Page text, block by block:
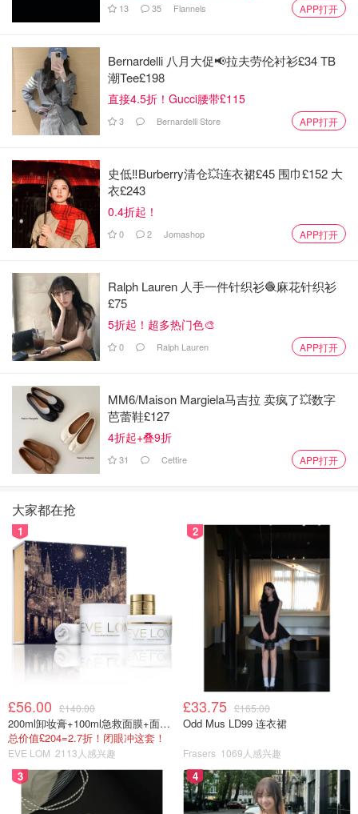
分。就这两样有效成分，其中一样还是常见的玻尿酸，
就想有效减少细纹，作为大品牌和它的价位来说，真的
是有点圈钱...
肤感：比兰蔻小黑瓶再清透的质地，流动性强，轻薄，
短期效果：保湿。（嗯，玻尿酸嘛，主要就是保湿）
Light Up Serum 维C精华
成分：锦葵提取物 + 维生素CG。 维生素CG，就是维
C的衍生物。
肤感：清爽乳液质地，轻薄，易吸收。味道和肤感不
错。
短期效果：没看出来。维C做的好的产品太多了，这一
款的突出之处是瓶子颜值高？
总结
因为是自己用金币兑换的，所以也就实话实说了：
13 35 Flannels APP打开
Bernardelli 八月大促📢拉夫劳伦衬衫£34 TB
潮Tee£198
直接4.5折！Gucci腰带£115
3 Bernardelli Store APP打开
史低‼️Burberry清仓💥连衣裙£45 围巾£152 大
衣£243
0.4折起！
0 2 Jomashop APP打开
Ralph Lauren 人手一件针织衫🧶麻花针织衫
£75
5折起！超多热门色🎨
0 Ralph Lauren APP打开
MM6/Maison Margiela马吉拉 卖疯了💥数字
芭蕾鞋£127
4折起+叠9折
31 Cettire APP打开
大家都在抢
1
£56.00 £140.00
200ml卸妆膏+100ml急救面膜+面霜+洁颜布
总价值£204=2.7折！闭眼冲这套！
EVE LOM 2113人感兴趣
2
£33.75 £165.00
Odd Mus LD99 连衣裙
Frasers 1069人感兴趣
3 4